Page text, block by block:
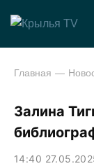
Главная
Залина
14:40